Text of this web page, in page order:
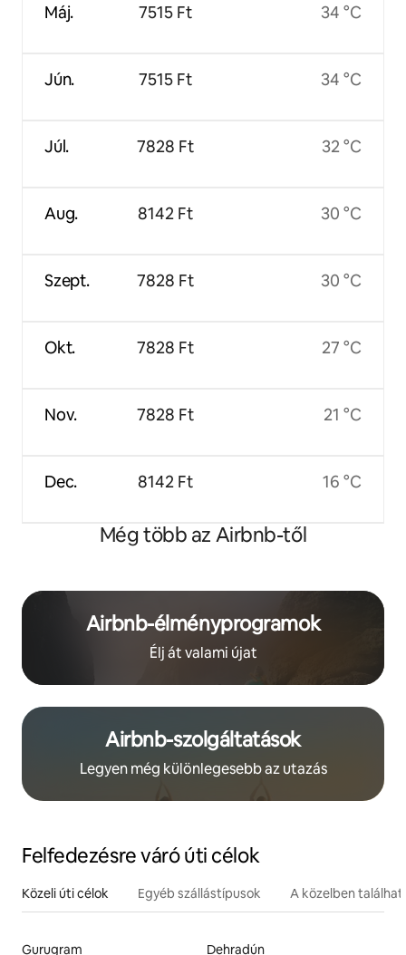
Máj.
Jún.
Júl.
Aug.
Szept.
Okt.
Nov.
Dec.
7515 Ft
7515 Ft
7828 Ft
8142 Ft
7828 Ft
7828 Ft
7828 Ft
8142 Ft
34 °C
34 °C
32 °C
30 °C
30 °C
27 °C
21 °C
16 °C
Még több az Airbnb-től
Airbnb-élményprogramok
Élj át valami újat
Airbnb-szolgáltatások
Legyen még különlegesebb az utazás
Felfedezésre váró úti célok
Közeli úti célok Egyéb szállástípusok A közelben
Gurugram
Dehradún